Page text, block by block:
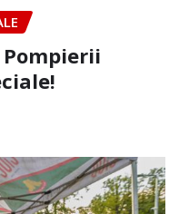
Pompierii